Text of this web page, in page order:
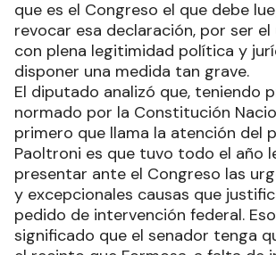
que es el Congreso el que debe
revocar esa declaración, por ser
con plena legitimidad política y
disponer una medida tan grave.
El diputado analizó que, teniendo
normado por la Constitución
primero que llama la atención del
Paoltroni es que tuvo todo el año
presentar ante el Congreso las
y excepcionales causas que
pedido de intervención federal.
significado que el senador tenga